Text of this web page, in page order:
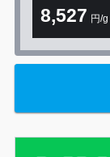
8,527 円/g